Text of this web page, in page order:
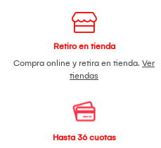
Retiro en tienda
Compra online y retira en tienda. Ver
tiendas
Hasta 36 cuotas